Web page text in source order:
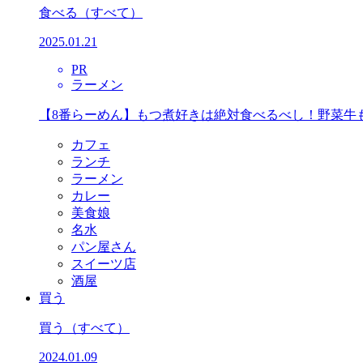
食べる （すべて）
2025.01.21
PR
ラーメン
【8番らーめん】もつ煮好きは絶対食べるべし！野菜
カフェ
ランチ
ラーメン
カレー
美食娘
名水
パン屋さん
スイーツ店
酒屋
買う
買う （すべて）
2024.01.09